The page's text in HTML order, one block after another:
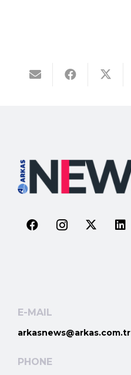
E-MAIL
arkasnews@arkas.com.tr
PHONE